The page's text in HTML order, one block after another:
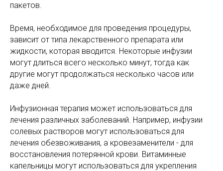
пакетов.
Время, необходимое для проведения процедуры,
зависит от типа лекарственного препарата или
жидкости, которая вводится. Некоторые инфузии
могут длиться всего несколько минут, тогда как
другие могут продолжаться несколько часов или
даже дней.
Инфузионная терапия может использоваться для
лечения различных заболеваний. Например, инфузии
солевых растворов могут использоваться для
лечения обезвоживания, а кровезаменители - для
восстановления потерянной крови. Витаминные
капельницы могут использоваться для укрепления